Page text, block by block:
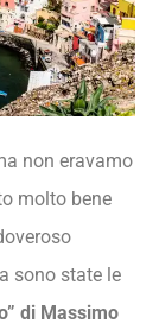
non eravamo
molto bene
sono state le
di Massimo